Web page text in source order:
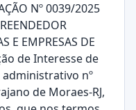
Nº 0039/2025
E EMPRESAS DE
de Interesse de
nº
de Moraes-RJ,